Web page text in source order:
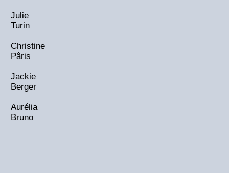
Julie
Turin
Christine
Pâris
Jackie
Berger
Aurélia
Bruno